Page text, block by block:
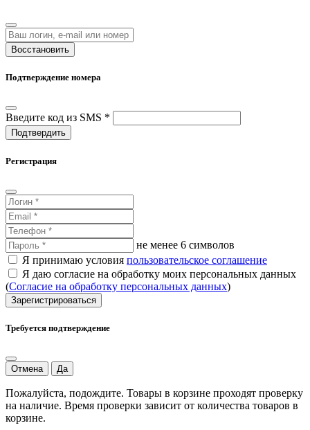
Восстановить
Подтверждение номера
Введите код из SMS *
Подтвердить
Регистрация
не менее 6 символов
Я принимаю условия пользовательское соглашение
Я даю согласие на обработку моих персональных данных
(Согласие на обработку персональных данных)
Зарегистрироваться
Требуется подтверждение
Отмена Да
Пожалуйста, подождите. Товары в корзине проходят проверку
на наличие. Время проверки зависит от количества товаров в
корзине.